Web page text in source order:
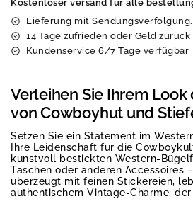
Kostenloser versand für alle
Lieferung mit Sendungsverfolgung.
14 Tage zufrieden oder Geld zurück
Kundenservice 6/7 Tage verfügbar
Verleihen Sie Ihrem Look
von Cowboyhut und
Setzen Sie ein Statement im
Ihre Leidenschaft für die
kunstvoll bestickten Western-
Taschen oder anderen Accessoires
überzeugt mit feinen Stickereien,
authentischem Vintage-Charme,